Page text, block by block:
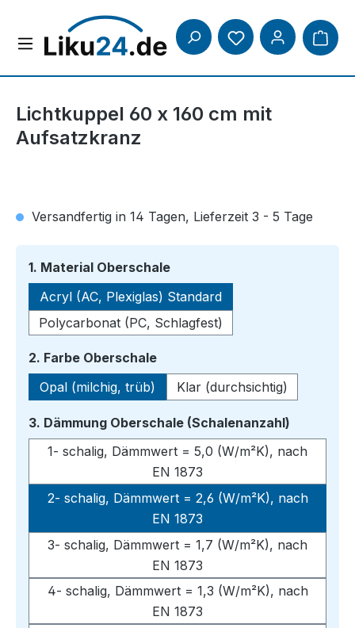
Zum Hauptinhalt springen
Lichtkuppel 60 x 160 cm mit
Aufsatzkranz
Versandfertig in 14 Tagen, Lieferzeit 3 - 5 Tage
1. Material Oberschaleauswählen
Acryl (AC, Plexiglas) Standard
Polycarbonat (PC, Schlagfest)
2. Farbe Oberschaleauswählen
Opal (milchig, trüb)
Klar (durchsichtig)
3. Dämmung Oberschale (Schalenanzahl)
1- schalig, Dämmwert = 5,0 (W/m²K), nach
EN 1873
2- schalig, Dämmwert = 2,6 (W/m²K), nach
EN 1873
3- schalig, Dämmwert = 1,7 (W/m²K), nach
EN 1873
4- schalig, Dämmwert = 1,3 (W/m²K), nach
EN 1873